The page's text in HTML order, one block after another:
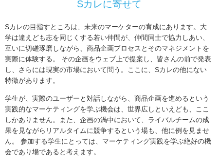
Sカレに寄せて
Sカレの目指すところは、未来のマーケターの育成にあります。大
学は違えども志を同じくする若い仲間が、仲間同士で協力しあい、
互いに切磋琢磨しながら、商品企画プロセスとそのマネジメントを
実際に体験する。 その企画をウェブ上で提案し、皆さんの前で発表
し、さらには現実の市場において問う。ここに、Sカレの他にない
特徴があります。
学生が、実際のユーザーと対話しながら、商品企画を進めるという
実践的なマーケティングを学ぶ機会は、世界広しといえども、ここ
しかありません。また、企画の渦中において、ライバルチームの成
果を見ながらリアルタイムに競争するという場も、他に例を見ませ
ん。 参加する学生にとっては、マーケティング実践を学ぶ絶好の機
会であり場であると考えます。